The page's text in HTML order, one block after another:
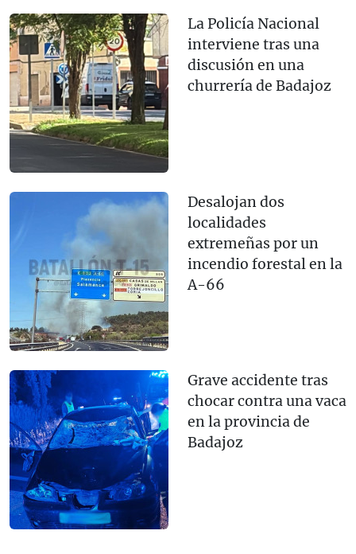
La Policía Nacional
interviene tras una
discusión en una
churrería de Badajoz
Desalojan dos
localidades
extremeñas por un
incendio forestal en la
A-66
Grave accidente tras
chocar contra una vaca
en la provincia de
Badajoz